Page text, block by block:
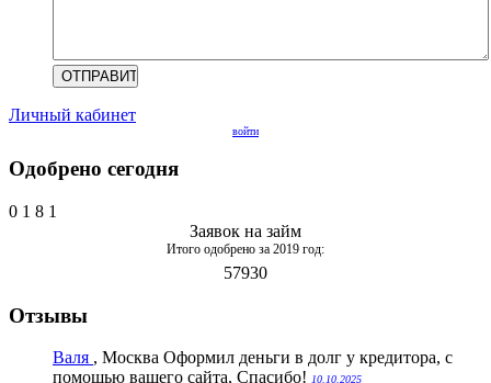
Личный кабинет
войти
Одобрено сегодня
0 1 8 1
Заявок на займ
Итого одобрено за 2019 год:
57930
Отзывы
Валя , Москва Оформил деньги в долг у кредитора, с
помощью вашего сайта, Спасибо! 10.10.2025